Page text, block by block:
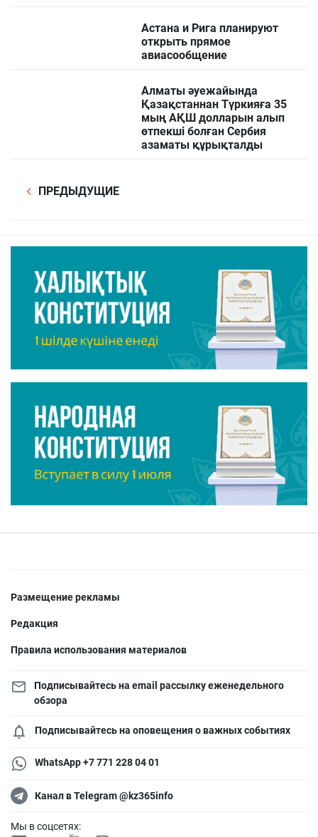
Астана и Рига планируют
открыть прямое
авиасообщение
Алматы әуежайында
Қазақстаннан Түркияға 35
мың АҚШ долларын алып
өтпекші болған Сербия
азаматы құрықталды
ПРЕДЫДУЩИЕ
Размещение рекламы
Редакция
Правила использования материалов
Подписывайтесь на email рассылку еженедельного
обзора
Подписывайтесь на оповещения о важных событиях
WhatsApp +7 771 228 04 01
Канал в Telegram @kz365info
Мы в соцсетях: